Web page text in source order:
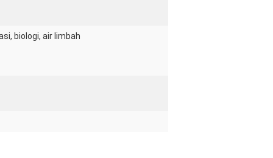
biologi, air limbah